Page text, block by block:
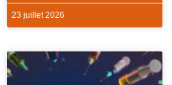
23 juillet 2026